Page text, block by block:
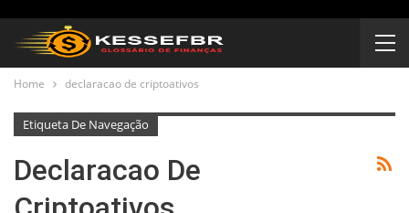
Home declaracao de criptoativos
Etiqueta De Navegação
Declaracao De